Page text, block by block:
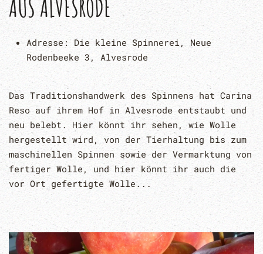
AUS ALVESRODE
Adresse: Die kleine Spinnerei, Neue
Rodenbeeke 3, Alvesrode
Das Traditionshandwerk des Spinnens hat Carina
Reso auf ihrem Hof in Alvesrode entstaubt und
neu belebt. Hier könnt ihr sehen, wie Wolle
hergestellt wird, von der Tierhaltung bis zum
maschinellen Spinnen sowie der Vermarktung von
fertiger Wolle, und hier könnt ihr auch die
vor Ort gefertigte Wolle...